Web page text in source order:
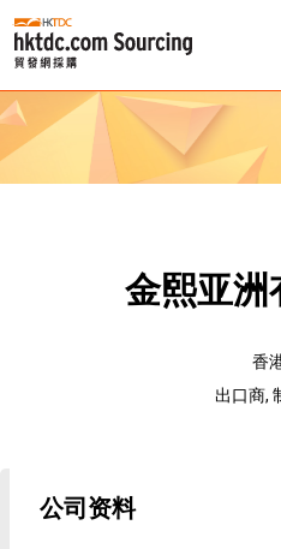
金熙亚洲
香
出口商,
公司资料